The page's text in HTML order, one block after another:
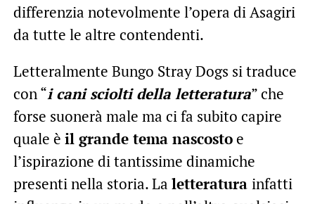
differenzia notevolmente l’opera di Asagiri
da tutte le altre contendenti.
Letteralmente Bungo Stray Dogs si traduce
con “i cani sciolti della letteratura” che
forse suonerà male ma ci fa subito capire
quale è il grande tema nascostoe
l’ispirazione di tantissime dinamiche
presenti nella storia. La letteratura infatti